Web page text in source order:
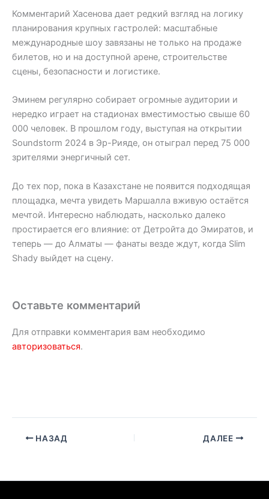
Комментарий Хасенова дает редкий взгляд на логику
планирования крупных гастролей: масштабные
международные шоу завязаны не только на продаже
билетов, но и на доступной арене, строительстве
сцены, безопасности и логистике.
Эминем регулярно собирает огромные аудитории и
нередко играет на стадионах вместимостью свыше 60
000 человек. В прошлом году, выступая на открытии
Soundstorm 2024 в Эр-Рияде, он отыграл перед 75 000
зрителями энергичный сет.
До тех пор, пока в Казахстане не появится подходящая
площадка, мечта увидеть Маршалла вживую остаётся
мечтой. Интересно наблюдать, насколько далеко
простирается его влияние: от Детройта до Эмиратов, и
теперь — до Алматы — фанаты везде ждут, когда Slim
Shady выйдет на сцену.
Оставьте комментарий
Для отправки комментария вам необходимо
авторизоваться.
НАЗАД ДАЛЕЕ